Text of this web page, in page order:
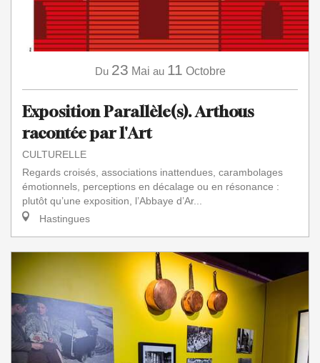
Du 23 Mai au 11 Octobre
Exposition Parallèle(s). Arthous
racontée par l'Art
CULTURELLE
Regards croisés, associations inattendues, carambolages
émotionnels, perceptions en décalage ou en résonance :
plutôt qu’une exposition, l’Abbaye d’Ar...
Hastingues